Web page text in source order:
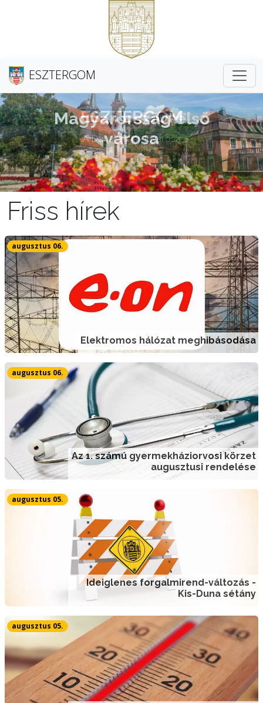
ESZTERGOM
Magyarország első
városa
Friss hírek
Elektromos hálózat meghibásodása
augusztus 06.
Az 1. számú gyermekháziorvosi körzet
augusztusi rendelése
augusztus 06.
Ideiglenes forgalmirend-változás -
Kis-Duna sétány
augusztus 05.
augusztus 05.